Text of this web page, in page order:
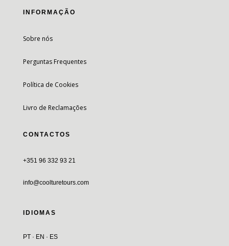
INFORMAÇÃO
Sobre nós
Perguntas Frequentes
Política de Cookies
Livro de Reclamações
CONTACTOS
+351 96 332 93 21
info@coolturetours.com
IDIOMAS
PT · EN · ES